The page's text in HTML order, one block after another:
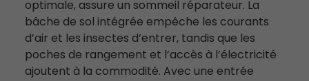
optimale, assure un sommeil réparateur. La
bâche de sol intégrée empêche les courants
d’air et les insectes d’entrer, tandis que les
poches de rangement et l’accès à l’électricité
ajoutent à la commodité. Avec une entrée